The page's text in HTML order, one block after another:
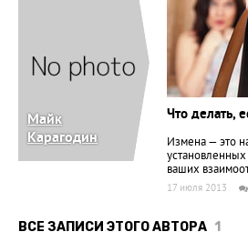
Майк
Карагодин
Что делать,
Измена — это
ваших
17 июля 2013
ВСЕ ЗАПИСИ ЭТОГО АВТОРА 1